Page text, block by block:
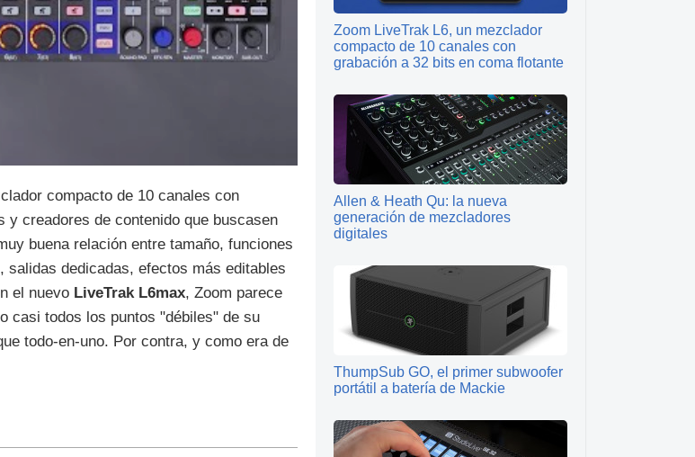
compacto de 10 canales con
y creadores de contenido que buscasen
buena relación entre tamaño, funciones
dedicadas, efectos más editables
el nuevo LiveTrak L6max, Zoom parece
casi todos los puntos "débiles" de su
todo-en-uno. Por contra, y como era de
Zoom LiveTrak L6, un mezclador
compacto de 10 canales con
grabación a 32 bits en coma flotante
Allen & Heath Qu: la nueva
generación de mezcladores
digitales
ThumpSub GO, el primer subwoofer
portátil a batería de Mackie